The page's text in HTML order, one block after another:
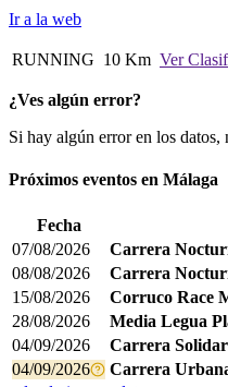
Ir a la web
RUNNING 10 Km Ver
¿Ves algún error?
Si hay algún error en los datos,
Próximos eventos en Málaga
Fecha
07/08/2026
Carrera
08/08/2026
Carrera
15/08/2026
Corruco Race
28/08/2026
Media Legua
04/09/2026
Carrera
04/09/2026
Carrera